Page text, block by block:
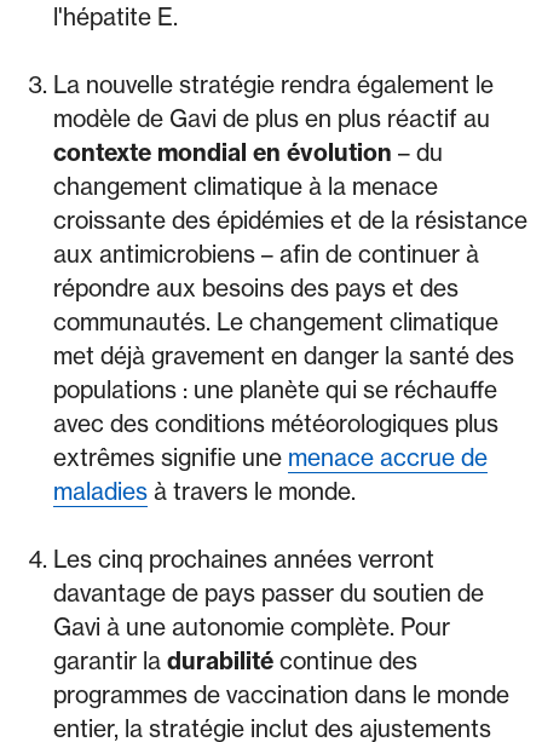
l'hépatite E.
La nouvelle stratégie rendra également le
modèle de Gavi de plus en plus réactif au
contexte mondial en évolution – du
changement climatique à la menace
croissante des épidémies et de la résistance
aux antimicrobiens – afin de continuer à
répondre aux besoins des pays et des
communautés. Le changement climatique
met déjà gravement en danger la santé des
populations : une planète qui se réchauffe
avec des conditions météorologiques plus
extrêmes signifie une menace accrue de
maladies à travers le monde.
Les cinq prochaines années verront
davantage de pays passer du soutien de
Gavi à une autonomie complète. Pour
garantir la durabilité continue des
programmes de vaccination dans le monde
entier, la stratégie inclut des ajustements